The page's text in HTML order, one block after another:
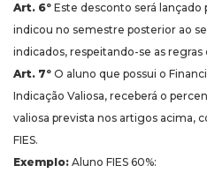
Art. 6º Este desconto será lançado
indicou no semestre posterior ao
indicados, respeitando-se as regras
Art. 7º O aluno que possui o
Indicação Valiosa, receberá o
valiosa prevista nos artigos acima,
FIES.
Exemplo: Aluno FIES 60%: